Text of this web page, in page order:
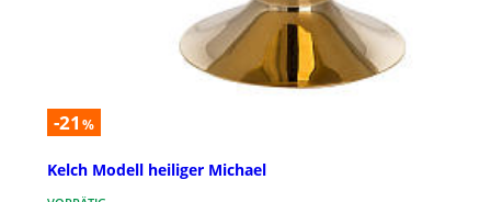
-21 %
Kelch Modell heiliger Michael